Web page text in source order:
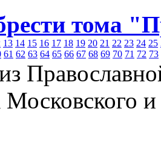
тома
13 14 15 16 17 18 19 20 21 22 23 24 25
61 62 63 64 65 66 67 68 69 70 71 72 73
Московского